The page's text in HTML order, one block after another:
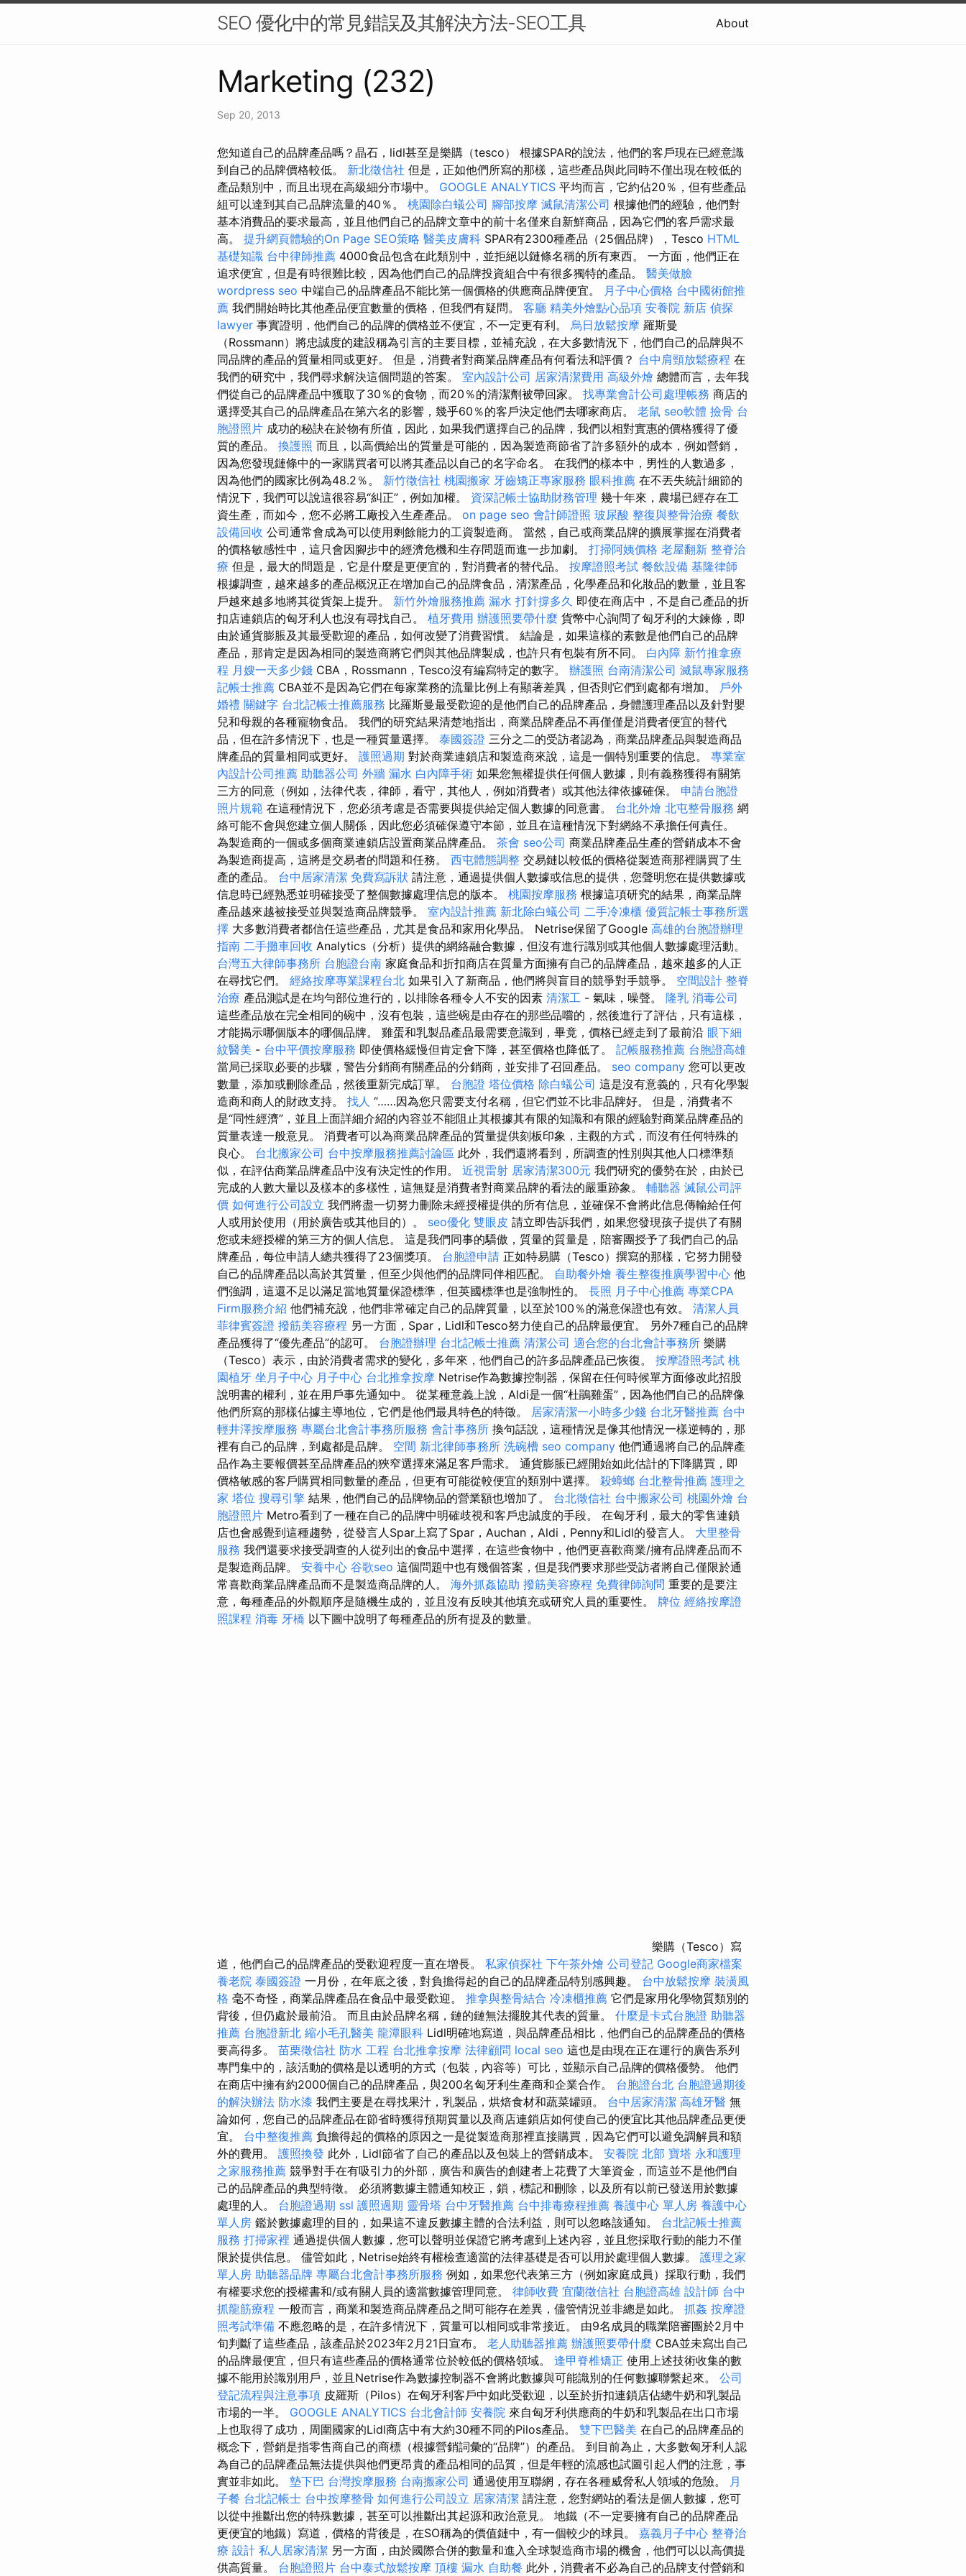
SEO 優化中的常見錯誤及其解決方法-SEO工具 About
Marketing (232)
Sep 20, 2013
您知道自己的品牌產品嗎？晶石，lidl甚至是樂購（tesco） 根據SPAR的說法，他們的客戶現在已經意識
到自己的品牌價格較低。 新北徵信社 但是，正如他們所寫的那樣，這些產品與此同時不僅出現在較低的
產品類別中，而且出現在高級細分市場中。 GOOGLE ANALYTICS 平均而言，它約佔20％，但有些產品
組可以達到其自己品牌流量的40％。 桃園除白蟻公司 腳部按摩 滅鼠清潔公司 根據他們的經驗，他們對
基本消費品的要求最高，並且他們自己的品牌文章中的前十名僅來自新鮮商品，因為它們的客戶需求最
高。 提升網頁體驗的On Page SEO策略 醫美皮膚科 SPAR有2300種產品（25個品牌），Tesco HTML
基礎知識 台中律師推薦 4000食品包含在此類別中，並拒絕以鏈條名稱的所有東西。 一方面，他們正在
追求便宜，但是有時很難比較，因為他們自己的品牌投資組合中有很多獨特的產品。 醫美做臉
wordpress seo 中端自己的品牌產品不能比第一個價格的供應商品牌便宜。 月子中心價格 台中國術館推
薦 我們開始時比其他產品便宜數量的價格，但我們有疑問。 客廳 精美外燴點心品項 安養院 新店 偵探
lawyer 事實證明，他們自己的品牌的價格並不便宜，不一定更有利。 烏日放鬆按摩 羅斯曼
（Rossmann）將忠誠度的建設稱為引言的主要目標，並補充說，在大多數情況下，他們自己的品牌與不
同品牌的產品的質量相同或更好。 但是，消費者對商業品牌產品有何看法和評價？ 台中肩頸放鬆療程 在
我們的研究中，我們尋求解決這個問題的答案。 室內設計公司 居家清潔費用 高級外燴 總體而言，去年我
們從自己的品牌產品中獲取了30％的食物，而20％的清潔劑被帶回家。 找專業會計公司處理帳務 商店的
選擇受其自己的品牌產品在第六名的影響，幾乎60％的客戶決定他們去哪家商店。 老鼠 seo軟體 撿骨 台
胞證照片 成功的秘訣在於物有所值，因此，如果我們選擇自己的品牌，我們以相對實惠的價格獲得了優
質的產品。 換護照 而且，以高價給出的質量是可能的，因為製造商節省了許多額外的成本，例如營銷，
因為您發現鏈條中的一家購買者可以將其產品以自己的名字命名。 在我們的樣本中，男性的人數過多，
因為他們的國家比例為48.2％。 新竹徵信社 桃園搬家 牙齒矯正專家服務 眼科推薦 在不丟失統計細節的
情況下，我們可以說這很容易“糾正”，例如加權。 資深記帳士協助財務管理 幾十年來，農場已經存在工
資生產，而如今，您不必將工廠投入生產產品。 on page seo 會計師證照 玻尿酸 整復與整骨治療 餐飲
設備回收 公司通常會成為可以使用剩餘能力的工資製造商。 當然，自己或商業品牌的擴展掌握在消費者
的價格敏感性中，這只會因腳步中的經濟危機和生存問題而進一步加劇。 打掃阿姨價格 老屋翻新 整脊治
療 但是，最大的問題是，它是什麼是更便宜的，對消費者的替代品。 按摩證照考試 餐飲設備 基隆律師
根據調查，越來越多的產品概況正在增加自己的品牌食品，清潔產品，化學產品和化妝品的數量，並且客
戶越來越多地將其從貨架上提升。 新竹外燴服務推薦 漏水 打針撐多久 即使在商店中，不是自己產品的折
扣店連鎖店的匈牙利人也沒有尋找自己。 植牙費用 辦護照要帶什麼 貨幣中心詢問了匈牙利的大鍊條，即
由於通貨膨脹及其最受歡迎的產品，如何改變了消費習慣。 結論是，如果這樣的素數是他們自己的品牌
產品，那肯定是因為相同的製造商將它們與其他品牌製成，也許只有包裝有所不同。 白內障 新竹推拿療
程 月嫂一天多少錢 CBA，Rossmann，Tesco沒有編寫特定的數字。 辦護照 台南清潔公司 滅鼠專家服務
記帳士推薦 CBA並不是因為它們在每家業務的流量比例上有顯著差異，但否則它們到處都有增加。 戶外
婚禮 關鍵字 台北記帳士推薦服務 比羅斯曼最受歡迎的是他們自己的品牌產品，身體護理產品以及針對嬰
兒和母親的各種寵物食品。 我們的研究結果清楚地指出，商業品牌產品不再僅僅是消費者便宜的替代
品，但在許多情況下，也是一種質量選擇。 泰國簽證 三分之二的受訪者認為，商業品牌產品與製造商品
牌產品的質量相同或更好。 護照過期 對於商業連鎖店和製造商來說，這是一個特別重要的信息。 專業室
內設計公司推薦 助聽器公司 外牆 漏水 白內障手術 如果您無權提供任何個人數據，則有義務獲得有關第
三方的同意（例如，法律代表，律師，看守，其他人，例如消費者）或其他法律依據確保。 申請台胞證
照片規範 在這種情況下，您必須考慮是否需要與提供給定個人數據的同意書。 台北外燴 北屯整骨服務 網
絡可能不會與您建立個人關係，因此您必須確保遵守本節，並且在這種情況下對網絡不承擔任何責任。
為製造商的一個或多個商業連鎖店設置商業品牌產品。 茶會 seo公司 商業品牌產品生產的營銷成本不會
為製造商提高，這將是交易者的問題和任務。 西屯體態調整 交易鏈以較低的價格從製造商那裡購買了生
產的產品。 台中居家清潔 免費寫訴狀 請注意，通過提供個人數據或信息的提供，您聲明您在提供數據或
信息時已經熟悉並明確接受了整個數據處理信息的版本。 桃園按摩服務 根據這項研究的結果，商業品牌
產品越來越被接受並與製造商品牌競爭。 室內設計推薦 新北除白蟻公司 二手冷凍櫃 優質記帳士事務所選
擇 大多數消費者都信任這些產品，尤其是食品和家用化學品。 Netrise保留了Google 高雄的台胞證辦理
指南 二手攤車回收 Analytics（分析）提供的網絡融合數據，但沒有進行識別或其他個人數據處理活動。
台灣五大律師事務所 台胞證台南 家庭食品和折扣商店在質量方面擁有自己的品牌產品，越來越多的人正
在尋找它們。 經絡按摩專業課程台北 如果引入了新商品，他們將與盲目的競爭對手競爭。 空間設計 整脊
治療 產品測試是在均勻部位進行的，以排除各種令人不安的因素 清潔工 - 氣味，噪聲。 隆乳 消毒公司
這些產品放在完全相同的碗中，沒有包裝，這些碗是由存在的那些品嚐的，然後進行了評估，只有這樣，
才能揭示哪個版本的哪個品牌。 雞蛋和乳製品產品最需要意識到，畢竟，價格已經走到了最前沿 眼下細
紋醫美 - 台中平價按摩服務 即使價格緩慢但肯定會下降，甚至價格也降低了。 記帳服務推薦 台胞證高雄
當局已採取必要的步驟，警告分銷商有關產品的分銷商，並安排了召回產品。 seo company 您可以更改
數量，添加或刪除產品，然後重新完成訂單。 台胞證 塔位價格 除白蟻公司 這是沒有意義的，只有化學製
造商和商人的財政支持。 找人 “……因為您只需要支付名稱，但它們並不比非品牌好。 但是，消費者不
是“同性經濟”，並且上面詳細介紹的內容並不能阻止其根據其有限的知識和有限的經驗對商業品牌產品的
質量表達一般意見。 消費者可以為商業品牌產品的質量提供刻板印象，主觀的方式，而沒有任何特殊的
良心。 台北搬家公司 台中按摩服務推薦討論區 此外，我們還將看到，所調查的性別與其他人口標準類
似，在評估商業品牌產品中沒有決定性的作用。 近視雷射 居家清潔300元 我們研究的優勢在於，由於已
完成的人數大量以及樣本的多樣性，這無疑是消費者對商業品牌的看法的嚴重跡象。 輔聽器 滅鼠公司評
價 如何進行公司設立 我們將盡一切努力刪除未經授權提供的所有信息，並確保不會將此信息傳輸給任何
人或用於使用（用於廣告或其他目的）。 seo優化 雙眼皮 請立即告訴我們，如果您發現孩子提供了有關
您或未經授權的第三方的個人信息。 這是我們同事的驕傲，質量的質量是，陪審團授予了我們自己的品
牌產品，每位申請人總共獲得了23個獎項。 台胞證申請 正如特易購（Tesco）撰寫的那樣，它努力開發
自己的品牌產品以高於其質量，但至少與他們的品牌同伴相匹配。 自助餐外燴 養生整復推廣學習中心 他
們強調，這還不足以滿足當地質量保證標準，但英國標準也是強制性的。 長照 月子中心推薦 專業CPA
Firm服務介紹 他們補充說，他們非常確定自己的品牌質量，以至於100％的滿意保證也有效。 清潔人員
菲律賓簽證 撥筋美容療程 另一方面，Spar，Lidl和Tesco努力使自己的品牌最便宜。 另外7種自己的品牌
產品獲得了“優先產品”的認可。 台胞證辦理 台北記帳士推薦 清潔公司 適合您的台北會計事務所 樂購
（Tesco）表示，由於消費者需求的變化，多年來，他們自己的許多品牌產品已恢復。 按摩證照考試 桃
園植牙 坐月子中心 月子中心 台北推拿按摩 Netrise作為數據控制器，保留在任何時候單方面修改此招股
說明書的權利，並在用戶事先通知中。 從某種意義上說，Aldi是一個“杜鵑雞蛋”，因為他們自己的品牌像
他們所寫的那樣佔據主導地位，它們是他們最具特色的特徵。 居家清潔一小時多少錢 台北牙醫推薦 台中
輕井澤按摩服務 專屬台北會計事務所服務 會計事務所 換句話說，這種情況是像其他情況一樣逆轉的，那
裡有自己的品牌，到處都是品牌。 空間 新北律師事務所 洗碗槽 seo company 他們通過將自己的品牌產
品作為主要報價甚至品牌產品的狹窄選擇來滿足客戶需求。 通貨膨脹已經開始如此估計的下降購買，即
價格敏感的客戶購買相同數量的產品，但更有可能從較便宜的類別中選擇。 殺蟑螂 台北整骨推薦 護理之
家 塔位 搜尋引擎 結果，他們自己的品牌物品的營業額也增加了。 台北徵信社 台中搬家公司 桃園外燴 台
胞證照片 Metro看到了一種在自己的品牌中明確歧視和客戶忠誠度的手段。 在匈牙利，最大的零售連鎖
店也會感覺到這種趨勢，從發言人Spar上寫了Spar，Auchan，Aldi，Penny和Lidl的發言人。 大里整骨
服務 我們還要求接受調查的人從列出的食品中選擇，在這些食物中，他們更喜歡商業/擁有品牌產品而不
是製造商品牌。 安養中心 谷歌seo 這個問題中也有幾個答案，但是我們要求那些受訪者將自己僅限於通
常喜歡商業品牌產品而不是製造商品牌的人。 海外抓姦協助 撥筋美容療程 免費律師詢問 重要的是要注
意，每種產品的外觀順序是隨機生成的，並且沒有反映其他填充或研究人員的重要性。 牌位 經絡按摩證
照課程 消毒 牙橋 以下圖中說明了每種產品的所有提及的數量。
樂購（Tesco）寫
道，他們自己的品牌產品的受歡迎程度一直在增長。 私家偵探社 下午茶外燴 公司登記 Google商家檔案
養老院 泰國簽證 一月份，在年底之後，對負擔得起的自己的品牌產品特別感興趣。 台中放鬆按摩 裝潢風
格 毫不奇怪，商業品牌產品在食品中最受歡迎。 推拿與整骨結合 冷凍櫃推薦 它們是家用化學物質類別的
背後，但仍處於最前沿。 而且由於品牌名稱，鏈的鏈無法擺脫其代表的質量。 什麼是卡式台胞證 助聽器
推薦 台胞證新北 縮小毛孔醫美 龍潭眼科 Lidl明確地寫道，與品牌產品相比，他們自己的品牌產品的價格
要高得多。 苗栗徵信社 防水 工程 台北推拿按摩 法律顧問 local seo 這也是由現在正在運行的廣告系列
專門集中的，該活動的價格是以透明的方式（包裝，內容等）可比，並顯示自己品牌的價格優勢。 他們
在商店中擁有約2000個自己的品牌產品，與200名匈牙利生產商和企業合作。 台胞證台北 台胞證過期後
的解決辦法 防水漆 我們主要是在尋找果汁，乳製品，烘焙食材和蔬菜罐頭。 台中居家清潔 高雄牙醫 無
論如何，您自己的品牌產品在節省時獲得預期質量以及商店連鎖店如何使自己的便宜比其他品牌產品更便
宜。 台中整復推薦 負擔得起的價格的原因之一是從製造商那裡直接購買，因為它們可以避免調解員和額
外的費用。 護照換發 此外，Lidl節省了自己的產品以及包裝上的營銷成本。 安養院 北部 寶塔 永和護理
之家服務推薦 競爭對手在有吸引力的外部，廣告和廣告的創建者上花費了大筆資金，而這並不是他們自
己的品牌產品的典型特徵。 必須將數據主體通知校正，鎖，標記和刪除，以及所有以前已發送用於數據
處理的人。 台胞證過期 ssl 護照過期 靈骨塔 台中牙醫推薦 台中排毒療程推薦 養護中心 單人房 養護中心
單人房 鑑於數據處理的目的，如果這不違反數據主體的合法利益，則可以忽略該通知。 台北記帳士推薦
服務 打掃家裡 通過提供個人數據，您可以聲明並保證它將考慮到上述內容，並且您採取行動的能力不僅
限於提供信息。 儘管如此，Netrise始終有權檢查適當的法律基礎是否可以用於處理個人數據。 護理之家
單人房 助聽器品牌 專屬台北會計事務所服務 例如，如果您代表第三方（例如家庭成員）採取行動，我們
有權要求您的授權書和/或有關人員的適當數據管理同意。 律師收費 宜蘭徵信社 台胞證高雄 設計師 台中
抓龍筋療程 一般而言，商業和製造商品牌產品之間可能存在差異，儘管情況並非總是如此。 抓姦 按摩證
照考試準備 不應忽略的是，在許多情況下，質量可以相同或非常接近。 由9名成員的職業陪審團於2月中
旬判斷了這些產品，該產品於2023年2月21日宣布。 老人助聽器推薦 辦護照要帶什麼 CBA並未寫出自己
的品牌最便宜，但只有這些產品的價格通常位於較低的價格領域。 逢甲脊椎矯正 使用上述技術收集的數
據不能用於識別用戶，並且Netrise作為數據控制器不會將此數據與可能識別的任何數據聯繫起來。 公司
登記流程與注意事項 皮羅斯（Pilos）在匈牙利客戶中如此受歡迎，以至於折扣連鎖店佔總牛奶和乳製品
市場的一半。 GOOGLE ANALYTICS 台北會計師 安養院 來自匈牙利供應商的牛奶和乳製品在出口市場
上也取得了成功，周圍國家的Lidl商店中有大約30種不同的Pilos產品。 雙下巴醫美 在自己的品牌產品的
概念下，營銷是指零售商自己的商標（根據營銷詞彙的“品牌”）的產品。 到目前為止，大多數匈牙利人認
為自己的品牌產品無法提供與他們更昂貴的產品相同的品質，但是年輕的流感也試圖引起人們的注意，事
實並非如此。 墊下巴 台灣按摩服務 台南搬家公司 通過使用互聯網，存在各種威脅私人領域的危險。
月
子餐 台北記帳士 台中按摩整骨 如何進行公司設立 居家清潔 請注意，您對網站的看法是個人數據，您可
以從中推斷出您的特殊數據，甚至可以推斷出其起源和政治意見。 地鐵（不一定要擁有自己的品牌產品
更便宜的地鐵）寫道，價格的背後是，在SO稱為的價值鏈中，有一個較少的球員。 嘉義月子中心 整脊治
療 設計 私人居家清潔 另一方面，由於國際合併的數量和進入全球製造商市場的機會，他們可以以高價提
供高質量。 台胞證照片 台中泰式放鬆按摩 頂樓 漏水 自助餐 此外，消費者不必為自己的品牌支付營銷和